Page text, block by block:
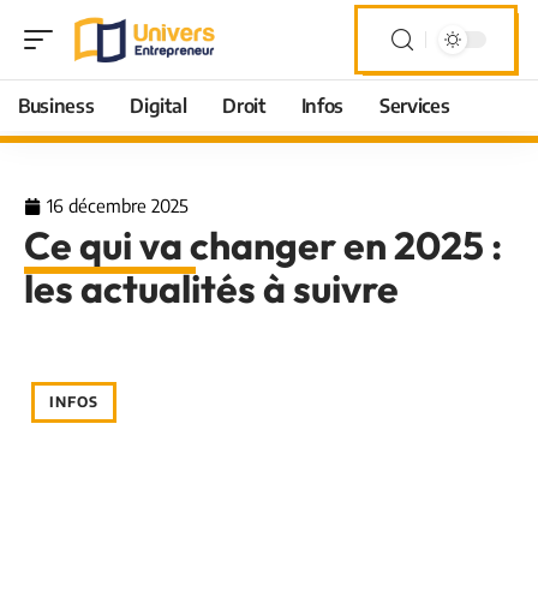
Business Digital Droit Infos Services
16 décembre 2025
Ce qui va changer en 2025 :
les actualités à suivre
INFOS